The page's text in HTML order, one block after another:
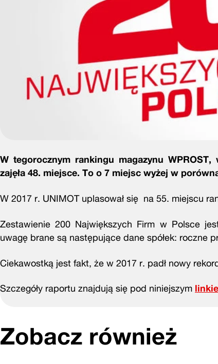
W tegorocznym rankingu magazynu
zajęła 48. miejsce. To o 7 miejsc wyżej w
W 2017 r. UNIMOT uplasował się na 55. miejscu
Zestawienie 200 Największych Firm w Polsce
uwagę brane są następujące dane spółek: roczne
Ciekawostką jest fakt, że w 2017 r. padł nowy
Szczegóły raportu znajdują się pod niniejszym
Zobacz również